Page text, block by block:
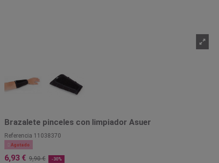
Brazalete pinceles con limpiador Asuer
Referencia 11038370
 Agotado
6,93 € 9,90 € -30%